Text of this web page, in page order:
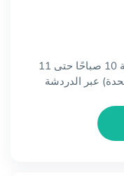
خدمة العملاء متاحة يوميًا من الساعة 10 صباحًا حتى 11